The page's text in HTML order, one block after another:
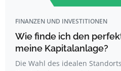
FINANZEN UND INVESTITIONEN
Wie finde ich den
meine Kapitalanlage?
Die Wahl des idealen